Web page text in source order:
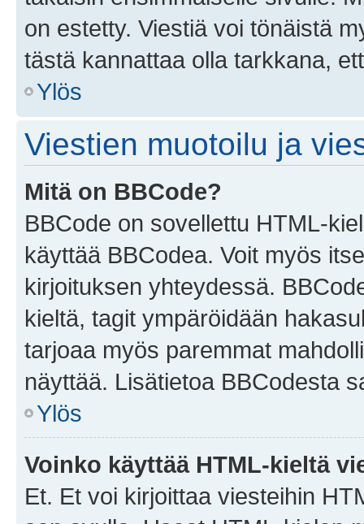
on estetty. Viestiä voi tönäistä
tästä kannattaa olla tarkkana,
Ylös
Viestien muotoilu ja
Mitä on BBCode?
BBCode on sovellettu HTML-
käyttää BBCodea. Voit myös
kirjoituksen yhteydessä.
kieltä, tagit ympäröidään
tarjoaa myös paremmat
näyttää. Lisätietoa BBCodesta
Ylös
Voinko käyttää HTML-kieltä
Et. Et voi kirjoittaa viesteihin